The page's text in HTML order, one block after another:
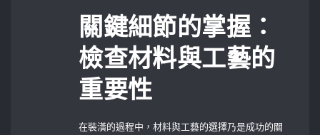
關鍵細節的掌握：
檢查材料與工藝的
重要性
在裝潢的過程中，材料與工藝的選擇乃是成功的關